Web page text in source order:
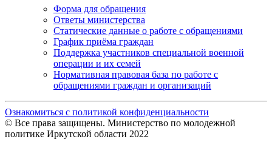
Форма для обращения
Ответы министерства
Статические данные о работе с обращениями
График приёма граждан
Поддержка участников специальной военной
операции и их семей
Нормативная правовая база по работе с
обращениями граждан и организаций
Ознакомиться с политикой конфиденциальности
© Все права защищены. Министерство по молодежной
политике Иркутской области 2022